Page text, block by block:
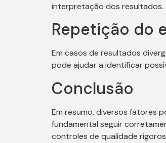
interpretação dos resultados.
Repetição do
Em casos de resultados
pode ajudar a identificar
Conclusão
Em resumo, diversos fatores
fundamental seguir
controles de qualidade